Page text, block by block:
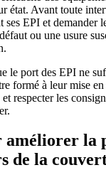
état. Avant toute
EPI et demander
ou une usure
le port des EPI ne
formé à leur mise
respecter les
améliorer la
de la